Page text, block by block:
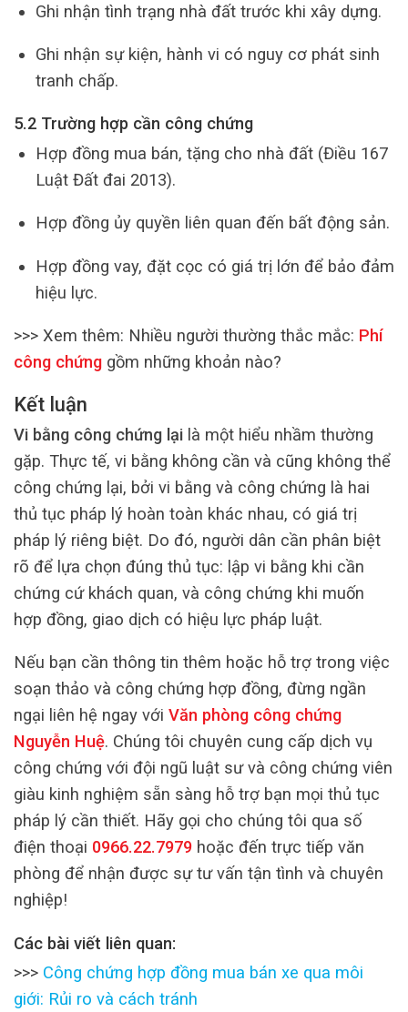
Ghi nhận tình trạng nhà đất trước khi xây dựng.
Ghi nhận sự kiện, hành vi có nguy cơ phát sinh
tranh chấp.
5.2 Trường hợp cần công chứng
Hợp đồng mua bán, tặng cho nhà đất (Điều 167
Luật Đất đai 2013).
Hợp đồng ủy quyền liên quan đến bất động sản.
Hợp đồng vay, đặt cọc có giá trị lớn để bảo đảm
hiệu lực.
>>> Xem thêm: Nhiều người thường thắc mắc: Phí
công chứng gồm những khoản nào?
Kết luận
Vi bằng công chứng lại là một hiểu nhầm thường
gặp. Thực tế, vi bằng không cần và cũng không thể
công chứng lại, bởi vi bằng và công chứng là hai
thủ tục pháp lý hoàn toàn khác nhau, có giá trị
pháp lý riêng biệt. Do đó, người dân cần phân biệt
rõ để lựa chọn đúng thủ tục: lập vi bằng khi cần
chứng cứ khách quan, và công chứng khi muốn
hợp đồng, giao dịch có hiệu lực pháp luật.
Nếu bạn cần thông tin thêm hoặc hỗ trợ trong việc
soạn thảo và công chứng hợp đồng, đừng ngần
ngại liên hệ ngay với Văn phòng công chứng
Nguyễn Huệ. Chúng tôi chuyên cung cấp dịch vụ
công chứng với đội ngũ luật sư và công chứng viên
giàu kinh nghiệm sẵn sàng hỗ trợ bạn mọi thủ tục
pháp lý cần thiết. Hãy gọi cho chúng tôi qua số
điện thoại 0966.22.7979 hoặc đến trực tiếp văn
phòng để nhận được sự tư vấn tận tình và chuyên
nghiệp!
Các bài viết liên quan:
>>> Công chứng hợp đồng mua bán xe qua môi
giới: Rủi ro và cách tránh